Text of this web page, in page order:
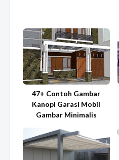
47+ Contoh Gambar
Kanopi Garasi Mobil
Gambar Minimalis